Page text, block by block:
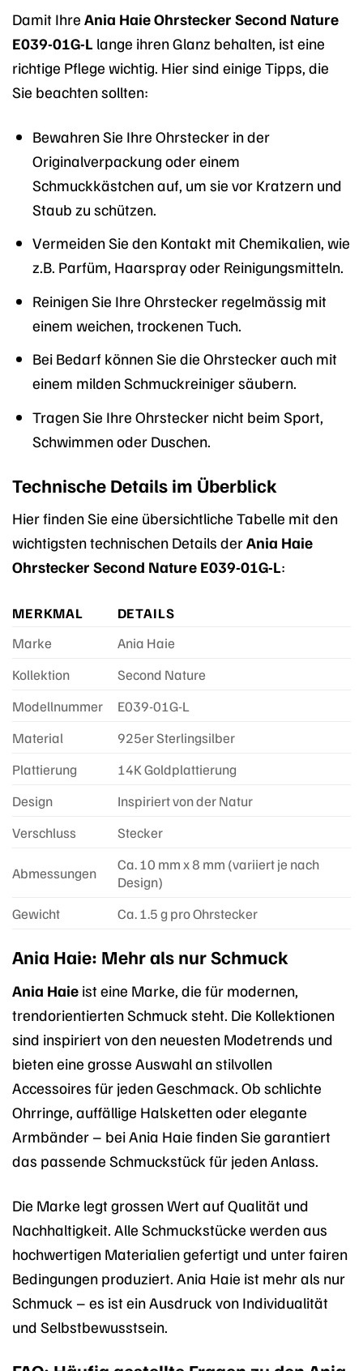
Damit Ihre Ania Haie Ohrstecker Second Nature
E039-01G-L lange ihren Glanz behalten, ist eine
richtige Pflege wichtig. Hier sind einige Tipps, die
Sie beachten sollten:
Bewahren Sie Ihre Ohrstecker in der
Originalverpackung oder einem
Schmuckkästchen auf, um sie vor Kratzern und
Staub zu schützen.
Vermeiden Sie den Kontakt mit Chemikalien, wie
z.B. Parfüm, Haarspray oder Reinigungsmitteln.
Reinigen Sie Ihre Ohrstecker regelmässig mit
einem weichen, trockenen Tuch.
Bei Bedarf können Sie die Ohrstecker auch mit
einem milden Schmuckreiniger säubern.
Tragen Sie Ihre Ohrstecker nicht beim Sport,
Schwimmen oder Duschen.
Technische Details im Überblick
Hier finden Sie eine übersichtliche Tabelle mit den
wichtigsten technischen Details derAnia Haie
Ohrstecker Second Nature E039-01G-L:
MERKMAL
DETAILS
Marke
Ania Haie
Kollektion
Second Nature
Modellnummer
E039-01G-L
Material
925er Sterlingsilber
Plattierung
14K Goldplattierung
Design
Inspiriert von der Natur
Verschluss
Stecker
Abmessungen
Ca. 10 mm x 8 mm (variiert je nach
Design)
Gewicht
Ca. 1.5 g pro Ohrstecker
Ania Haie: Mehr als nur Schmuck
Ania Haie ist eine Marke, die für modernen,
trendorientierten Schmuck steht. Die Kollektionen
sind inspiriert von den neuesten Modetrends und
bieten eine grosse Auswahl an stilvollen
Accessoires für jeden Geschmack. Ob schlichte
Ohrringe, auffällige Halsketten oder elegante
Armbänder – bei Ania Haie finden Sie garantiert
das passende Schmuckstück für jeden Anlass.
Die Marke legt grossen Wert auf Qualität und
Nachhaltigkeit. Alle Schmuckstücke werden aus
hochwertigen Materialien gefertigt und unter fairen
Bedingungen produziert. Ania Haie ist mehr als nur
Schmuck – es ist ein Ausdruck von Individualität
und Selbstbewusstsein.